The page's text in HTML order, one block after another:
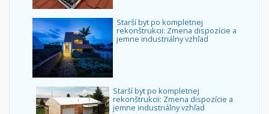
Starší byt po kompletnej
rekonštrukcii: Zmena dispozície a
jemne industriálny vzhľad
Starší byt po kompletnej
rekonštrukcii: Zmena dispozície a
jemne industriálny vzhľad